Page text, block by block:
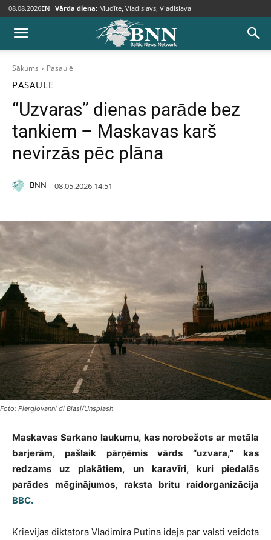
08.08.2026EN Vārda diena: Mudīte, Vladislavs, Vladislava
Sākums Pasaulē
PASAULĒ
“Uzvaras” dienas parāde bez
tankiem – Maskavas karš
nevirzās pēc plāna
BNN 08.05.2026 14:51
Foto: Piergiovanni di Blasi/Unsplash
Maskavas Sarkano laukumu, kas norobežots ar metāla
barjerām, pašlaik pārņēmis vārds “uzvara,” kas
redzams uz plakātiem, un karavīri, kuri piedalās
parādes mēginājumos, raksta britu raidorganizācija
BBC.
Krievijas diktatora Vladimira Putina ideja par valsti veidota